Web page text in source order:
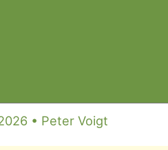
• Peter Voigt